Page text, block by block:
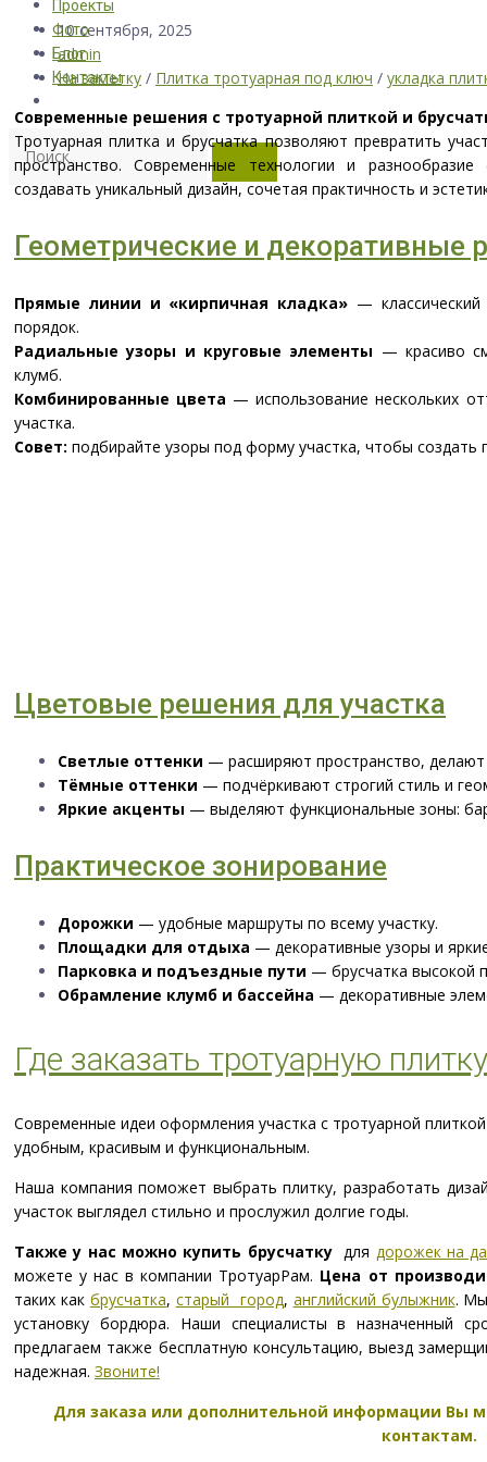
Проекты
Фото
Блог
Контакты
10 сентября, 2025
admin
На заметку / Плитка тротуарная под ключ / укладка
Современные решения с тротуарной плиткой и
Тротуарная плитка и брусчатка позволяют превратить
пространство. Современные технологии и
создавать уникальный дизайн, сочетая практичность и
Геометрические и декоративные
Прямые линии и «кирпичная кладка» —
порядок.
Радиальные узоры и круговые элементы — красиво
клумб.
Комбинированные цвета — использование нескольких
участка.
Совет: подбирайте узоры под форму участка, чтобы создать
Цветовые решения для участка
Светлые оттенки — расширяют пространство,
Тёмные оттенки — подчёркивают строгий стиль и
Яркие акценты — выделяют функциональные зоны:
Практическое зонирование
Дорожки — удобные маршруты по всему участку.
Площадки для отдыха — декоративные узоры и
Парковка и подъездные пути — брусчатка высокой
Обрамление клумб и бассейна — декоративные
Где заказать тротуарную
Современные идеи оформления участка с тротуарной
удобным, красивым и функциональным.
Наша компания поможет выбрать плитку, разработать
участок выглядел стильно и прослужил долгие годы.
Также у нас можно купить брусчатку для дорожек на
можете у нас в компании ТротуарРам. Цена от
таких как брусчатка, старый город, английский булыжник. Мы
установку бордюра. Наши специалисты в назначенный
предлагаем также бесплатную консультацию, выезд
надежная. Звоните!
Для заказа или дополнительной информации Вы
контактам.